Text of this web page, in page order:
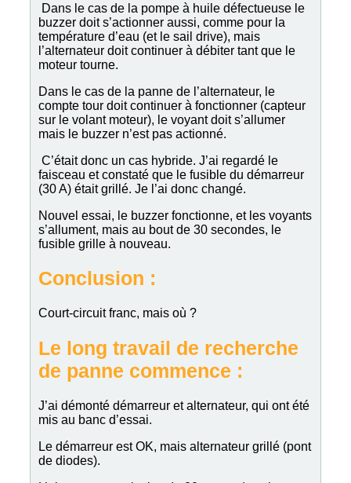
Dans le cas de la pompe à huile défectueuse le
buzzer doit s’actionner aussi, comme pour la
température d’eau (et le sail drive), mais
l’alternateur doit continuer à débiter tant que le
moteur tourne.
Dans le cas de la panne de l’alternateur, le
compte tour doit continuer à fonctionner (capteur
sur le volant moteur), le voyant doit s’allumer
mais le buzzer n’est pas actionné.
C’était donc un cas hybride. J’ai regardé le
faisceau et constaté que le fusible du démarreur
(30 A) était grillé. Je l’ai donc changé.
Nouvel essai, le buzzer fonctionne, et les voyants
s’allument, mais au bout de 30 secondes, le
fusible grille à nouveau.
Conclusion :
Court-circuit franc, mais où ?
Le long travail de recherche
de panne commence :
J’ai démonté démarreur et alternateur, qui ont été
mis au banc d’essai.
Le démarreur est OK, mais alternateur grillé (pont
de diodes).